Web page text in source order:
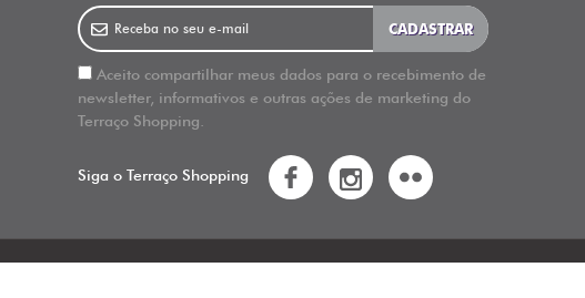
Aceito compartilhar meus dados para o recebimento de
newsletter, informativos e outras ações de marketing do
Terraço Shopping.
Siga o Terraço Shopping